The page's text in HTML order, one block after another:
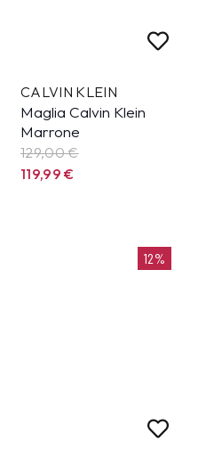
CALVIN KLEIN
Maglia Calvin Klein
Marrone
129,00 €
119,99€
12%